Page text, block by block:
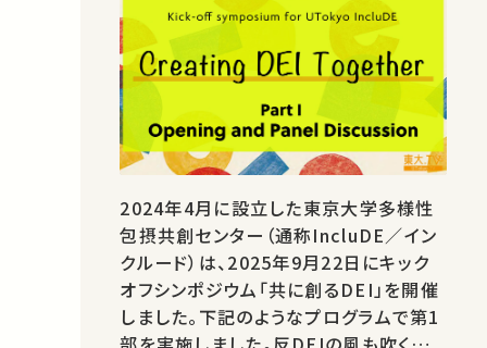
2024年4月に設立した東京大学多様性
包摂共創センター（通称IncluDE／イン
クルード）は、2025年9月22日にキック
オフシンポジウム「共に創るDEI」を開催
しました。下記のようなプログラムで第1